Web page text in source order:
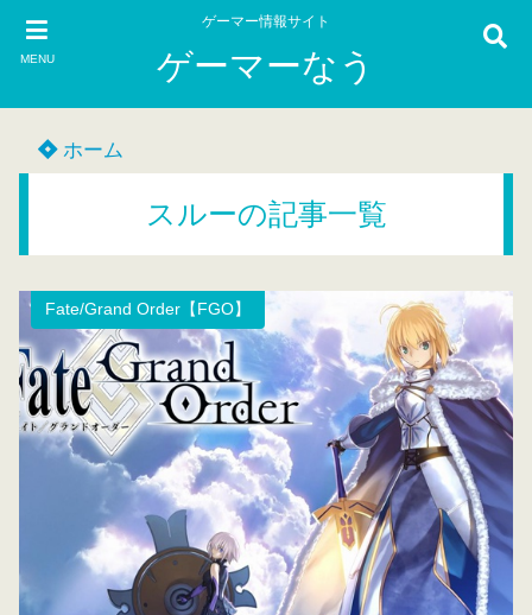
MENU
ゲーマー情報サイト
ゲーマーなう
ホーム
スルーの記事一覧
Fate/Grand Order【FGO】